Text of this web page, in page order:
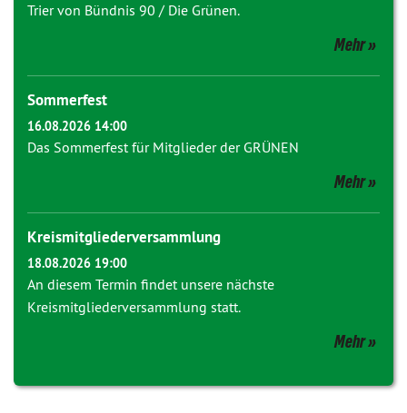
Trier von Bündnis 90 / Die Grünen.
Mehr
Sommerfest
16.08.2026 14:00
Das Sommerfest für Mitglieder der GRÜNEN
Mehr
Kreismitgliederversammlung
18.08.2026 19:00
An diesem Termin findet unsere nächste
Kreismitgliederversammlung statt.
Mehr